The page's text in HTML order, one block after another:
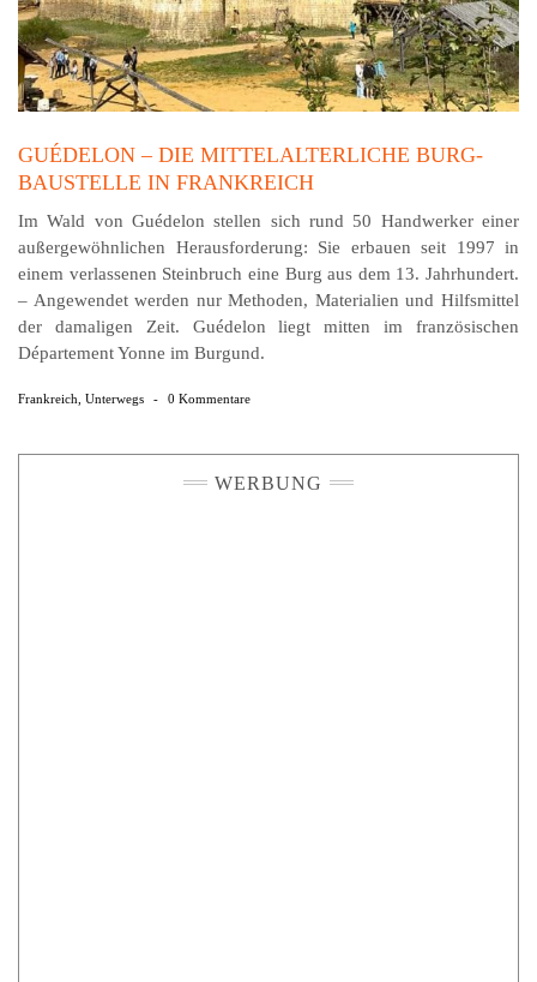
GUÉDELON – DIE MITTELALTERLICHE BURG-
BAUSTELLE IN FRANKREICH
Im Wald von Guédelon stellen sich rund 50 Handwerker einer
außergewöhnlichen Herausforderung: Sie erbauen seit 1997 in
einem verlassenen Steinbruch eine Burg aus dem 13. Jahrhundert.
– Angewendet werden nur Methoden, Materialien und Hilfsmittel
der damaligen Zeit. Guédelon liegt mitten im französischen
Département Yonne im Burgund.
Frankreich Unterwegs - 0 Kommentare
WERBUNG